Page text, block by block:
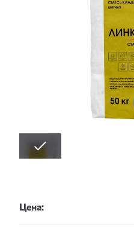
Цена: